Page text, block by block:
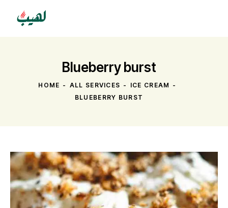
Blueberry burst
HOME ALL SERVICES
ICE CREAM
BLUEBERRY BURST